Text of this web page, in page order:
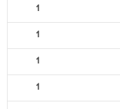
1
1
1
1